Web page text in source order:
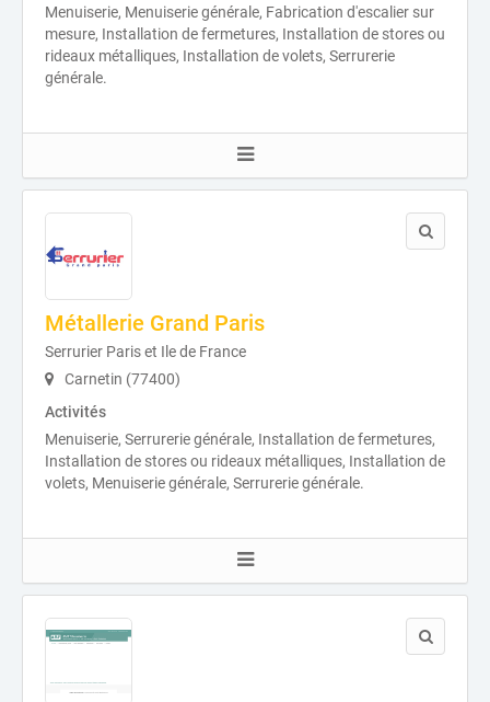
Menuiserie, Menuiserie générale, Fabrication d'escalier sur
mesure, Installation de fermetures, Installation de stores ou
rideaux métalliques, Installation de volets, Serrurerie
générale.
Métallerie Grand Paris
Serrurier Paris et Ile de France
Carnetin (77400)
Activités
Menuiserie, Serrurerie générale, Installation de fermetures,
Installation de stores ou rideaux métalliques, Installation de
volets, Menuiserie générale, Serrurerie générale.